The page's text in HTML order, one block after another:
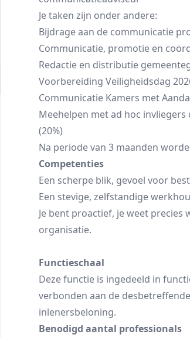
Je taken zijn onder andere:
Bijdrage aan de communicatie
Communicatie, promotie en
Redactie en distributie
Voorbereiding Veiligheidsdag
Communicatie Kamers met
Meehelpen met ad hoc
(20%)
Na periode van 3 maanden
Competenties
Een scherpe blik, gevoel voor
Een stevige, zelfstandige
Je bent proactief, je weet
organisatie.
Functieschaal
Deze functie is ingedeeld in
verbonden aan de
inlenersbeloning.
Benodigd aantal professionals